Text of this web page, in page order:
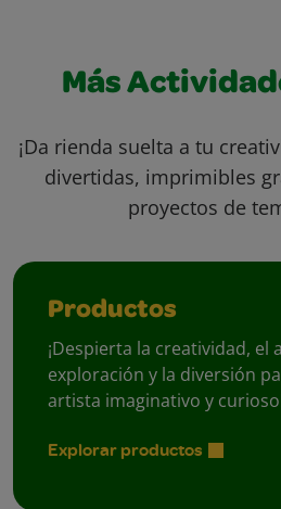
Más
¡Da rienda suelta a tu
divertidas, imprimibles
proyectos de
Productos
¡Despierta la creatividad, el
exploración y la diversión
artista imaginativo y
Explorar productos